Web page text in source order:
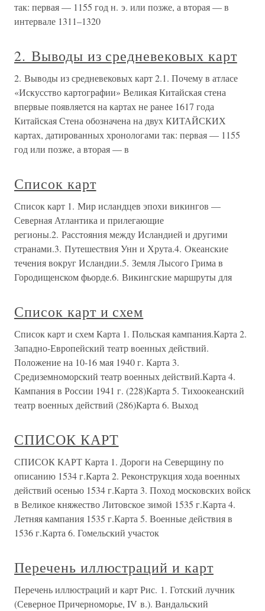
так: первая — 1155 год н. э. или позже, а вторая — в
интервале 1311–1320
2. Выводы из средневековых карт
2. Выводы из средневековых карт 2.1. Почему в атласе
«Искусство картографии» Великая Китайская стена
впервые появляется на картах не ранее 1617 года
Китайская Стена обозначена на двух КИТАЙСКИХ
картах, датированных хронологами так: первая — 1155
год или позже, а вторая — в
Список карт
Список карт 1. Мир исландцев эпохи викингов —
Северная Атлантика и прилегающие
регионы.2. Расстояния между Исландией и другими
странами.3. Путешествия Унн и Хрута.4. Океанские
течения вокруг Исландии.5. Земля Лысого Грима в
Городищенском фьорде.6. Викингские маршруты для
Список карт и схем
Список карт и схем Карта 1. Польская кампания.Карта 2.
Западно-Европейский театр военных действий.
Положение на 10-16 мая 1940 г. Карта 3.
Средиземноморский театр военных действий.Карта 4.
Кампания в России 1941 г. (228)Карта 5. Тихоокеанский
театр военных действий (286)Карта 6. Выход
СПИСОК КАРТ
СПИСОК КАРТ Карта 1. Дороги на Северщину по
описанию 1534 г.Карта 2. Реконструкция хода военных
действий осенью 1534 г.Карта 3. Поход московских войск
в Великое княжество Литовское зимой 1535 г.Карта 4.
Летняя кампания 1535 г.Карта 5. Военные действия в
1536 г.Карта 6. Гомельский участок
Перечень иллюстраций и карт
Перечень иллюстраций и карт Рис. 1. Готский лучник
(Северное Причерноморье, IV в.). Вандальский